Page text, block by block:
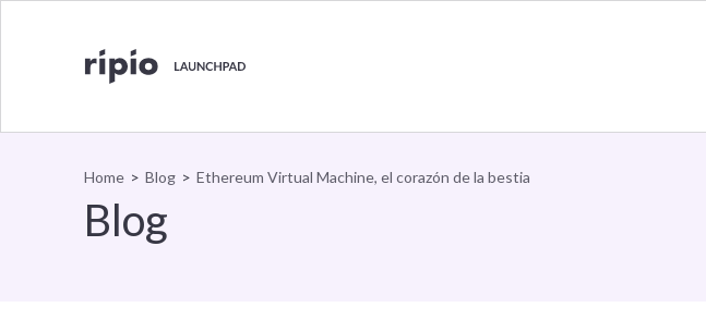
Volver al inicio
Home > Blog > Ethereum Virtual Machine, el corazón de la bestia
Blog